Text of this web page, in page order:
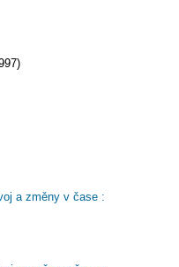
a změny v čase :